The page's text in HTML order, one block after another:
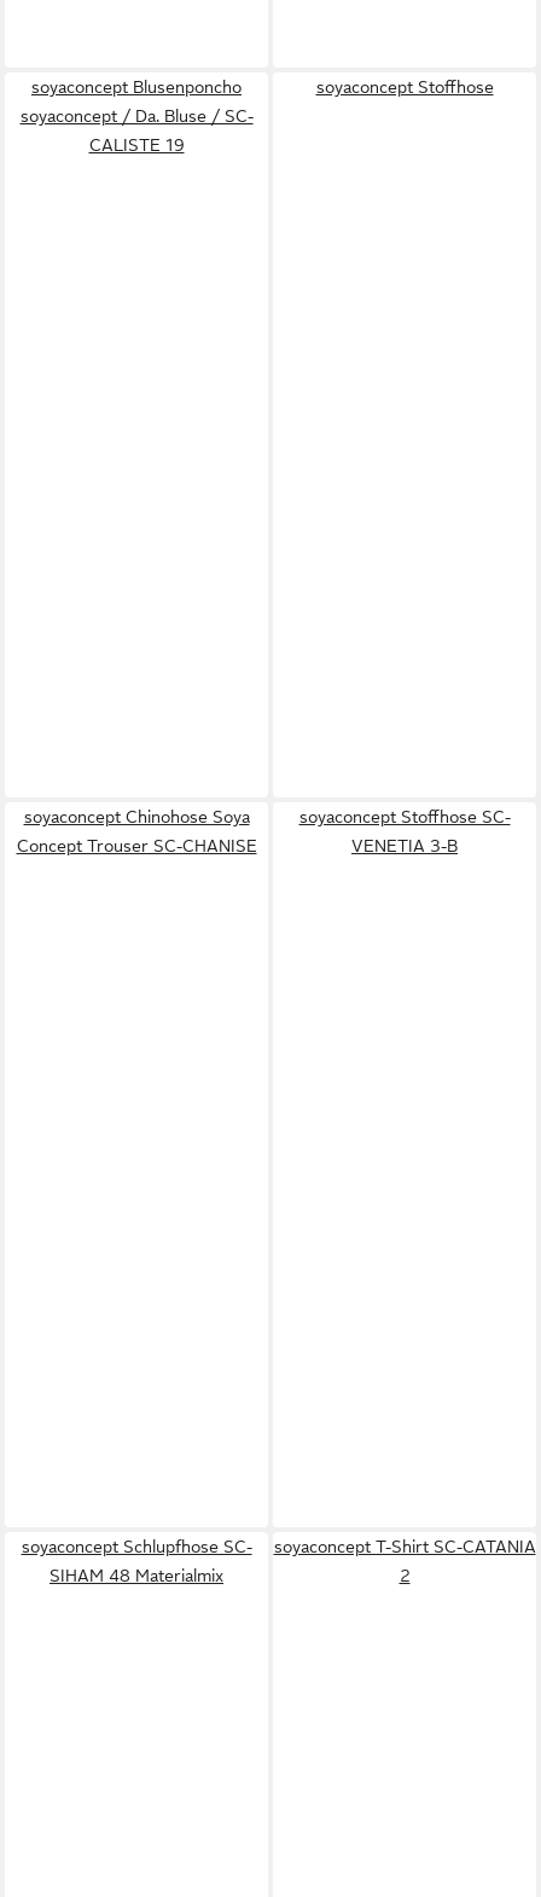
soyaconcept Blusenponcho
soyaconcept / Da. Bluse / SC-
CALISTE 19
soyaconcept Stoffhose
soyaconcept Chinohose Soya
Concept Trouser SC-CHANISE
soyaconcept Stoffhose SC-
VENETIA 3-B
soyaconcept Schlupfhose SC-
SIHAM 48 Materialmix
soyaconcept T-Shirt SC-CATANIA
2